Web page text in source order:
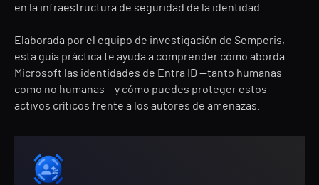
en la infraestructura de seguridad de la identidad.
Elaborada por el equipo de investigación de Semperis,
esta guía práctica te ayuda a comprender cómo aborda
Microsoft las identidades de Entra ID —tanto humanas
como no humanas— y cómo puedes proteger estos
activos críticos frente a los autores de amenazas.